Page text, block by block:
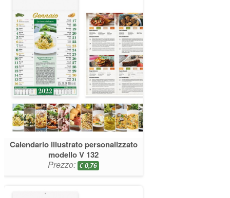
Calendario illustrato personalizzato
modello V 132
Prezzo: €0,76